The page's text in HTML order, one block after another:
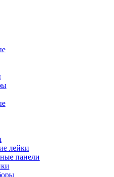
лейки
панели